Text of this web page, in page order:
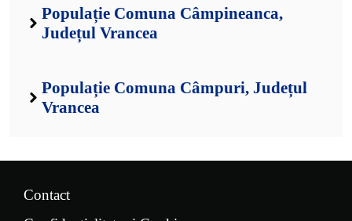
Populație Comuna Câmpineanca,
Județul Vrancea
Populație Comuna Câmpuri, Județul
Vrancea
Contact